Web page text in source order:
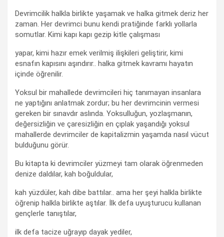
Devrimcilik halkla birlikte yaşamak ve halka gitmek deriz her
zaman. Her devrimci bunu kendi pratiğinde farklı yollarla
somutlar. Kimi kapı kapı gezip kitle çalışması
yapar, kimi hazır emek verilmiş ilişkileri geliştirir, kimi
esnafın kapısını aşındırır.. halka gitmek kavramı hayatın
içinde öğrenilir.
Yoksul bir mahallede devrimcileri hiç tanımayan insanlara
ne yaptığını anlatmak zordur; bu her devrimcinin vermesi
gereken bir sınavdır aslında. Yoksulluğun, yozlaşmanın,
değersizliğin ve çaresizliğin en çıplak yaşandığı yoksul
mahallerde devrimciler de kapitalizmin yaşamda nasıl vücut
bulduğunu görür.
Bu kitapta ki devrimciler yüzmeyi tam olarak öğrenmeden
denize daldılar, kah boğuldular,
kah yüzdüler, kah dibe battılar.. ama her şeyi halkla birlikte
öğrenip halkla birlikte aştılar. İlk defa uyuşturucu kullanan
gençlerle tanıştılar,
ilk defa tacize uğrayıp dayak yediler,